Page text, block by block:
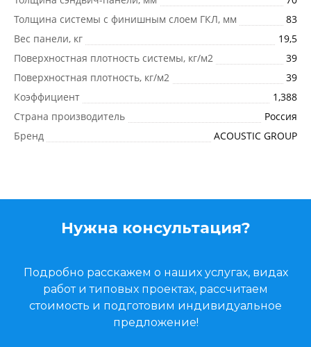
Толщина системы с финишным слоем ГКЛ, мм
83
Вес панели, кг
19,5
Поверхностная плотность системы, кг/м2
39
Поверхностная плотность, кг/м2
39
Коэффициент
1,388
Страна производитель
Россия
Бренд
ACOUSTIC GROUP
Нужна консультация?
Подробно расскажем о наших услугах, видах
работ и типовых проектах, рассчитаем
стоимость и подготовим индивидуальное
предложение!